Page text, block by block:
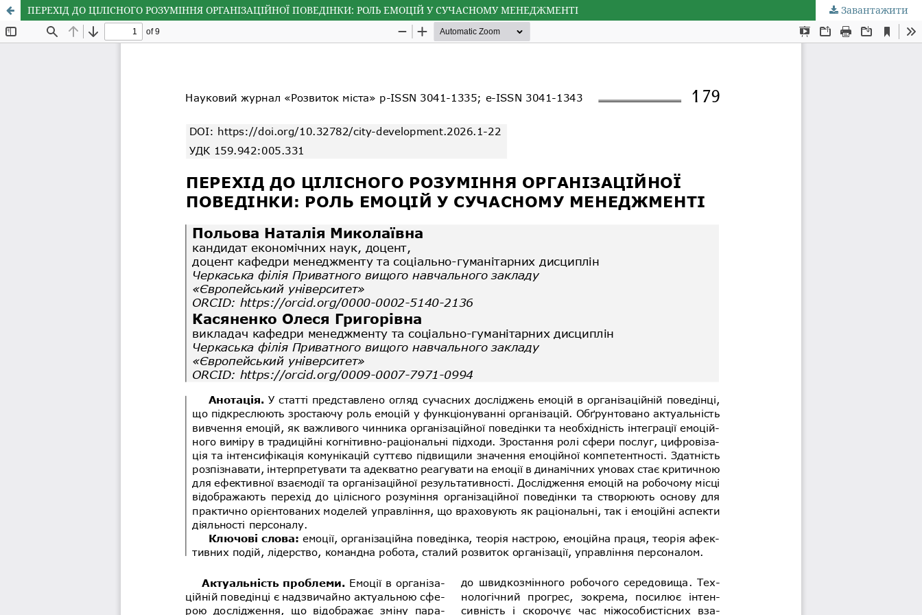
ПЕРЕХІД ДО ЦІЛІСНОГО РОЗУМІННЯ ОРГАНІЗАЦІЙНОЇ ПОВЕДІНКИ: РОЛЬ ЕМОЦІЙ У СУЧАСНОМУ МЕНЕДЖМЕНТІ Завантажити